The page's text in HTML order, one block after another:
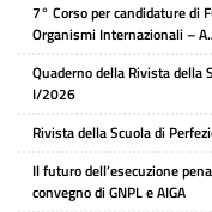
7° Corso per candidature di
Organismi Internazionali –
Quaderno della Rivista della
I/2026
Rivista della Scuola di
Il futuro dell’esecuzione
convegno di GNPL e AIGA